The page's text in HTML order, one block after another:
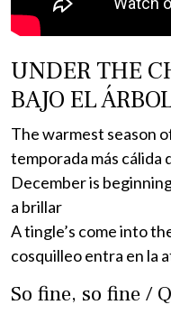
UNDER THE
BAJO EL
The warmest season
temporada más cálida
December is
a brillar
A tingle’s come into
cosquilleo entra en la
So fine, so fine /